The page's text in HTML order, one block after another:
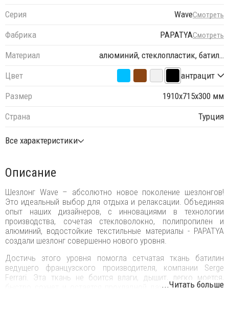
Серия WaveСмотреть
Фабрика PAPATYAСмотреть
Материал
алюминий, стеклопластик, батил…
Цвет
антрацит
Размер
1910х715х300 мм
Страна
Турция
Все характеристики
Описание
Шезлонг Wave – абсолютно новое поколение шезлонгов!
Это идеальный выбор для отдыха и релаксации. Объединяя
опыт наших дизайнеров, с инновациями в технологии
производства, сочетая стекловолокно, полипропилен и
алюминий, водостойкие текстильные материалы - PAPATYA
создали шезлонг совершенно нового уровня.
Достичь этого уровня помогла сетчатая ткань батилин
ведущего французского производителя, компании Serge
Ferrari. Эта ткань не боится влаги, дышит, легко моется,
быстро сохнет и остается прохладной даже под палящими
...Читать больше